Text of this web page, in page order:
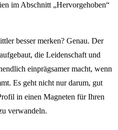
im Abschnitt „Hervorgehoben“
besser merken? Genau. Der
die Leidenschaft und
einprägsamer macht, wenn
Es geht nicht nur darum, gut
in einen Magneten für Ihren
verwandeln.